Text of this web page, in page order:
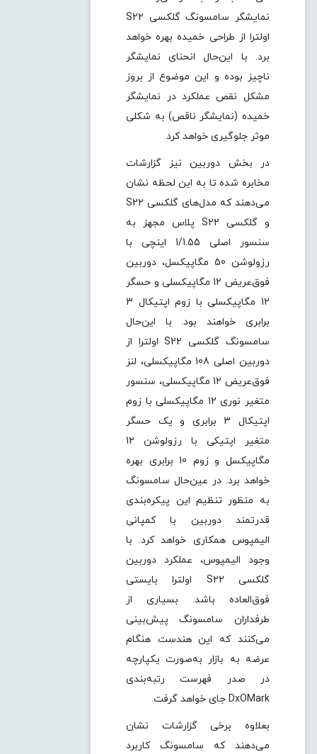
نمایشگر سامسونگ گلکسی S22
اولترا از طراحی خمیده بهره خواهد
برد. با این‌حال انحنای نمایشگر
ناچیز بوده و این موضوع از بروز
مشکل نقص عملکرد در نمایشگر
خمیده (نمایشگر ناقص) به شکلی
موثر جلوگیری خواهد کرد.
در بخش دوربین نیز گزارشات
مخابره شده تا به این لحظه نشان
می‌دهند که مدل‌های گلکسی S22
و گلکسی S22 پلاس مجهز به
سنسور اصلی 1/1.55 اینچی با
رزولوشن 50 مگاپیکسل، دوربین
فوق‌عریض 12 مگاپیکسلی و حسگر
12 مگاپیکسلی با زوم اپتیکال 3
برابری خواهند بود. با این‌حال
سامسونگ گلکسی S22 اولترا از
دوربین اصلی 108 مگاپیکسلی، لنز
فوق‌عریض 12 مگاپیکسلی، سنسور
متغیر نوری 12 مگاپیکسلی با زوم
اپتیکال 3 برابری و یک حسگر
متغیر اپتیکی با رزولوشن 12
مگاپیکسل و زوم 10 برابری بهره
خواهد برد. در عین‌حال سامسونگ
به منظور تنظیم این پیکره‌بندی
قدرتمند دوربین با کمپانی
الیمپوس همکاری خواهد کرد. با
وجود الیمپوس، عملکرد دوربین
گلکسی S22 اولترا بایستی
فوق‌العاده باشد. بسیاری از
طرفداران سامسونگ پیش‌بینی
می‌کنند که این هندست هنگام
عرضه به بازار به‌صورت یکپارچه
در صدر فهرست رتبه‌بندی
DxOMark جای خواهد گرفت.
بعلاوه برخی گزارشات نشان
می‌دهند که سامسونگ کاربرد